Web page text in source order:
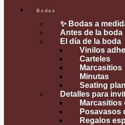
Bodas
✨ Bodas a
Antes de la boda
El día de la boda
Vinilos
Carteles
Marcasitios
Minutas
Seating plan
Detalles para
Marcasitios
Posavasos
Regalos